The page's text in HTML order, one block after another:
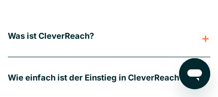
Was ist CleverReach?
Wie einfach ist der Einstieg in CleverReach?